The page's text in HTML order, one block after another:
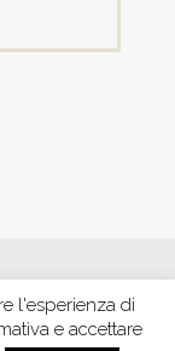
|PRIVACY
e contributi
l'esperienza di
e accettare